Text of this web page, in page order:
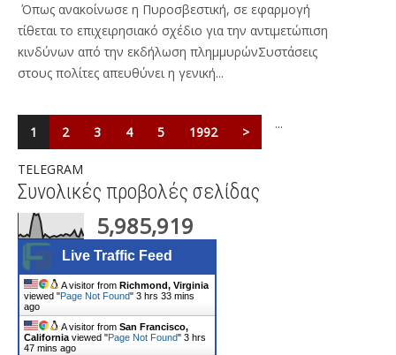
Όπως ανακοίνωσε η Πυροσβεστική, σε εφαρμογή
τίθεται το επιχειρησιακό σχέδιο για την αντιμετώπιση
κινδύνων από την εκδήλωση πλημμυρώνΣυστάσεις
στους πολίτες απευθύνει η γενική...
1 2 3 4 5
...
1992 >
TELEGRAM
Συνολικές προβολές σελίδας
5,985,919
Live Traffic Feed
A visitor from Richmond, Virginia
viewed "Page Not Found" 3 hrs 33 mins
ago
A visitor from San Francisco,
California viewed "Page Not Found" 3 hrs
47 mins ago